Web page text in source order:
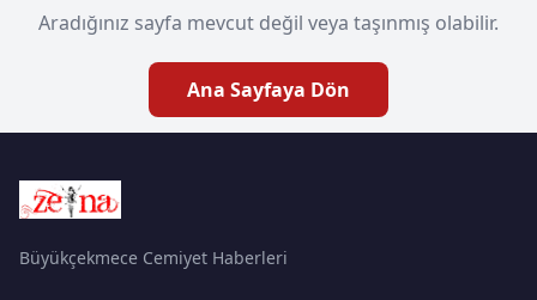
Aradığınız sayfa mevcut değil veya taşınmış olabilir.
Ana Sayfaya Dön
Büyükçekmece Cemiyet Haberleri